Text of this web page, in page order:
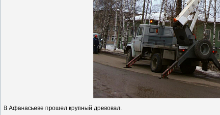
В Афанасьеве прошел крупный древовал.